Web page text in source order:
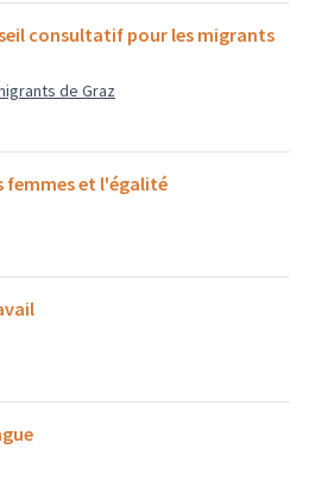
consultatif pour les migrants
de Graz
femmes et l'égalité